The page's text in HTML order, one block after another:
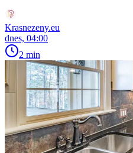
Krasnezeny.eu
dnes, 04:00
2 min